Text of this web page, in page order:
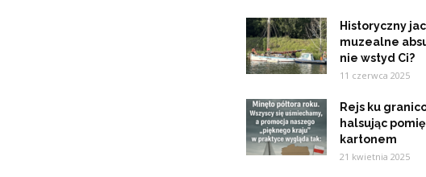
Historyczny
muzealne
nie wstyd Ci?
11 czerwca 2025
Rejs ku
halsując
kartonem
21 kwietnia 2025